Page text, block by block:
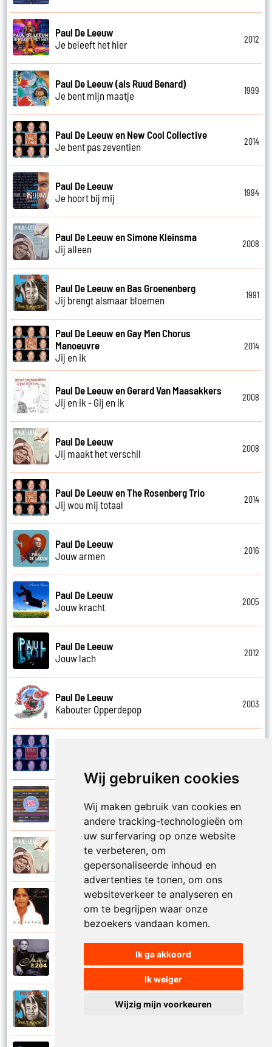
Wij gebruiken cookies
Wij maken gebruik van cookies en
andere tracking-technologieën om
uw surfervaring op onze website
te verbeteren, om
gepersonaliseerde inhoud en
advertenties te tonen, om ons
websiteverkeer te analyseren en
om te begrijpen waar onze
bezoekers vandaan komen.
Ik ga akkoord
Ik weiger
Wijzig mijn voorkeuren
Paul De Leeuw
Je beleeft het hier
2012
Paul De Leeuw (als Ruud Benard)
Je bent mijn maatje
1999
Paul De Leeuw en New Cool Collective
Je bent pas zeventien
2014
Paul De Leeuw
Je hoort bij mij
1994
Paul De Leeuw en Simone Kleinsma
Jij alleen
2008
Paul De Leeuw en Bas Groenenberg
Jij brengt alsmaar bloemen
1991
Paul De Leeuw en Gay Men Chorus
Manoeuvre
Jij en ik
2014
Paul De Leeuw en Gerard Van Maasakkers
Jij en ik - Gij en ik
2008
Paul De Leeuw
Jij maakt het verschil
2008
Paul De Leeuw en The Rosenberg Trio
Jij wou mij totaal
2014
Paul De Leeuw
Jouw armen
2016
Paul De Leeuw
Jouw kracht
2005
Paul De Leeuw
Jouw lach
2012
Paul De Leeuw
Kabouter Opperdepop
2003
Katinka
Paul De Leeuw
Kerstmis
Ruth Jacott en Paul De Leeuw
Kijk niet uit
KL 204 (Als ik God was)